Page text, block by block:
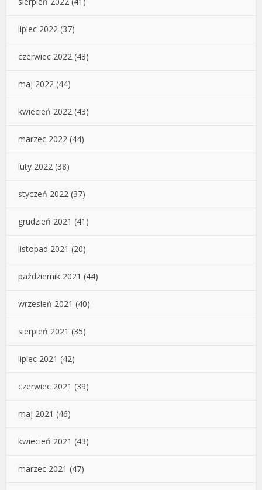
lipiec 2022 (37)
czerwiec 2022 (43)
maj 2022 (44)
kwiecień 2022 (43)
marzec 2022 (44)
luty 2022 (38)
styczeń 2022 (37)
grudzień 2021 (41)
listopad 2021 (20)
październik 2021 (44)
wrzesień 2021 (40)
sierpień 2021 (35)
lipiec 2021 (42)
czerwiec 2021 (39)
maj 2021 (46)
kwiecień 2021 (43)
marzec 2021 (47)